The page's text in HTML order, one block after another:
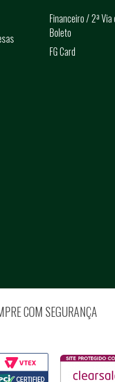
Financeiro / 2ª Via
Boleto
FG Card
COM SEGURANÇA